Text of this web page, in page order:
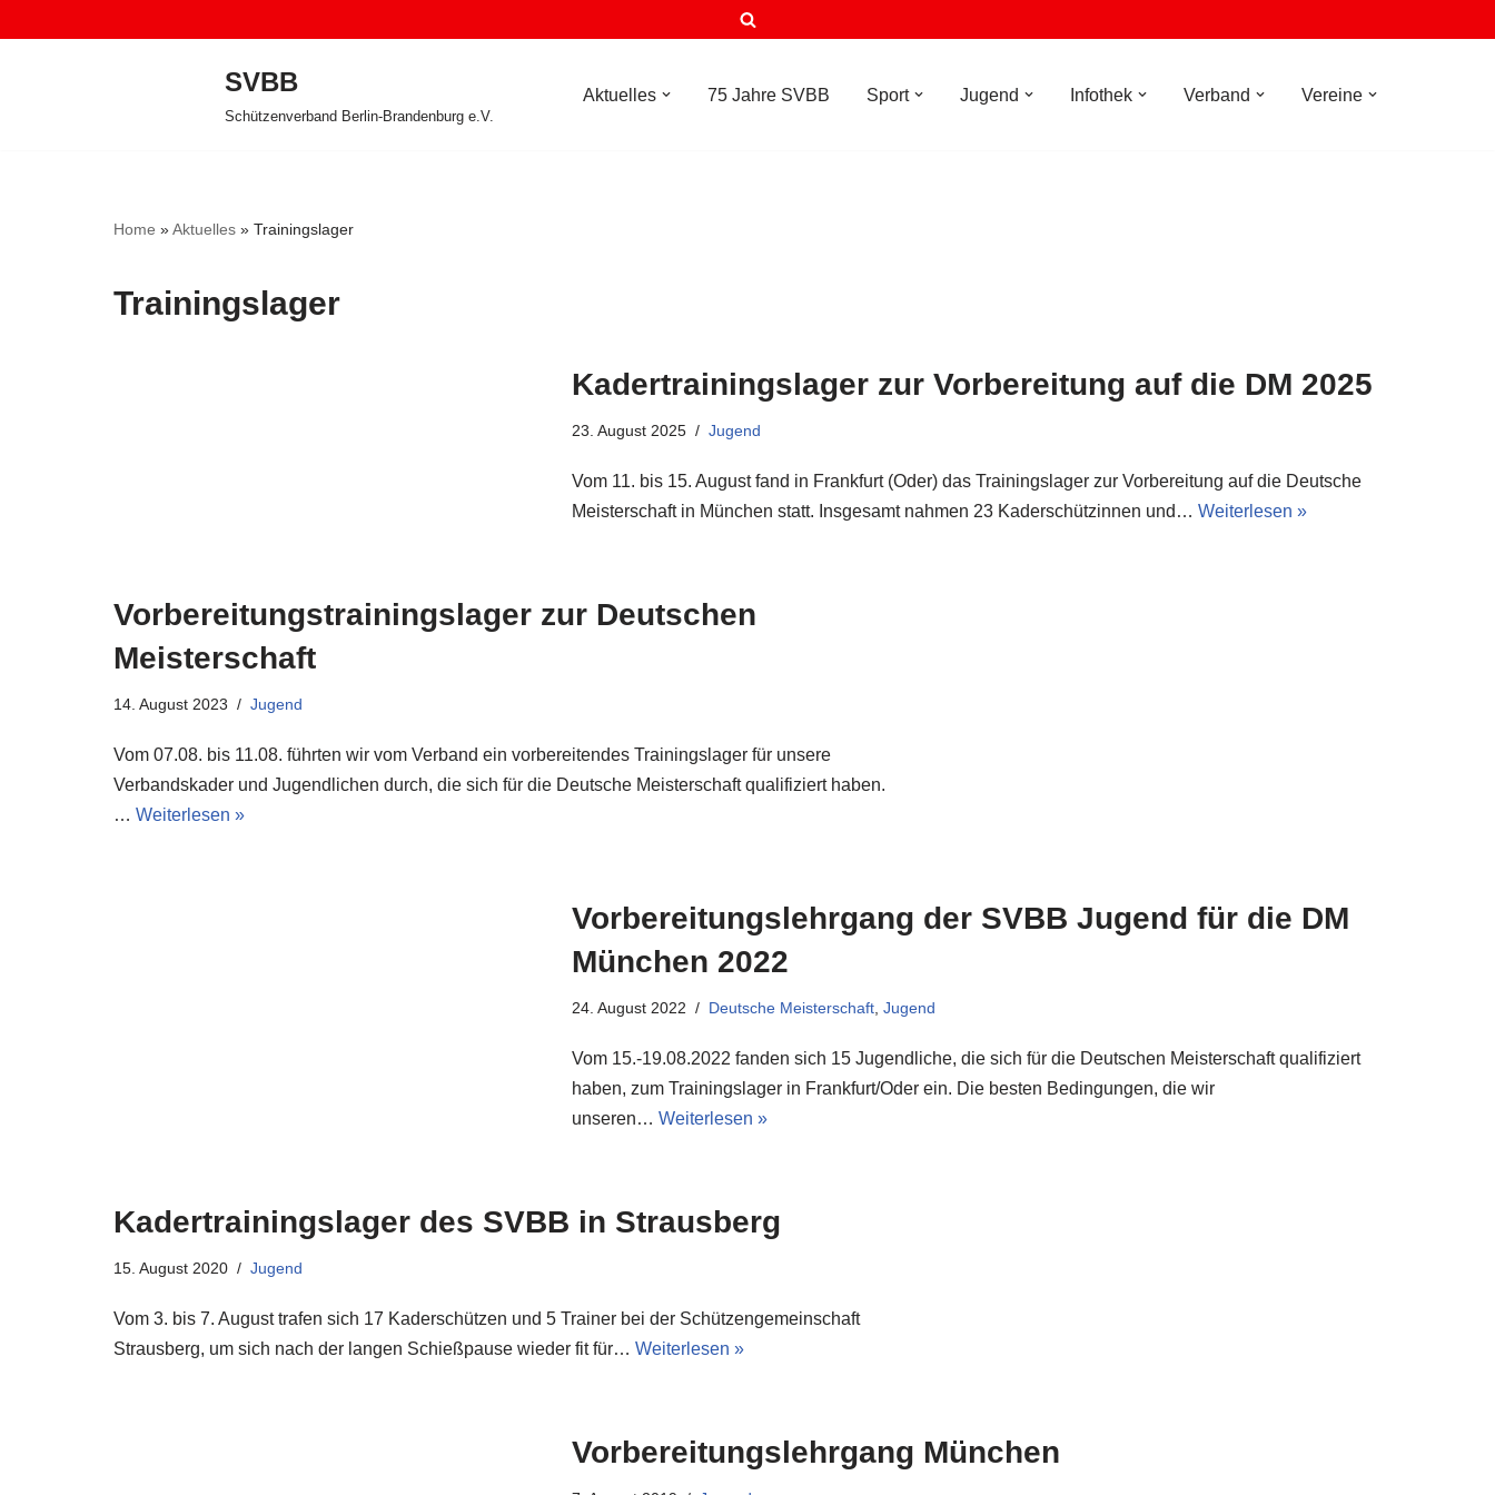
SVBB
Schützenverband Berlin-Brandenburg e.V.
Aktuelles 75 Jahre SVBB Sport Jugend Infothek Verband Vereine
Home »Aktuelles » Trainingslager
Trainingslager
Kadertrainingslager zur Vorbereitung auf die DM 2025
23. August 2025 Jugend
Vom 11. bis 15. August fand in Frankfurt (Oder) das Trainingslager zur Vorbereitung auf die Deutsche
Meisterschaft in München statt. Insgesamt nahmen 23 Kaderschützinnen und… Weiterlesen »
Vorbereitungstrainingslager zur Deutschen
Meisterschaft
14. August 2023 Jugend
Vom 07.08. bis 11.08. führten wir vom Verband ein vorbereitendes Trainingslager für unsere
Verbandskader und Jugendlichen durch, die sich für die Deutsche Meisterschaft qualifiziert haben.
… Weiterlesen »
Vorbereitungslehrgang der SVBB Jugend für die DM
München 2022
24. August 2022 Deutsche Meisterschaft Jugend
Vom 15.-19.08.2022 fanden sich 15 Jugendliche, die sich für die Deutschen Meisterschaft qualifiziert
haben, zum Trainingslager in Frankfurt/Oder ein. Die besten Bedingungen, die wir
unseren… Weiterlesen »
Kadertrainingslager des SVBB in Strausberg
15. August 2020 Jugend
Vom 3. bis 7. August trafen sich 17 Kaderschützen und 5 Trainer bei der Schützengemeinschaft
Strausberg, um sich nach der langen Schießpause wieder fit für… Weiterlesen »
Vorbereitungslehrgang München